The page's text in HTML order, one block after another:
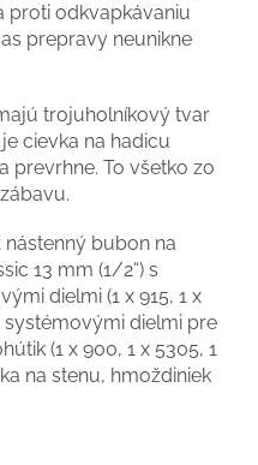
proti odkvapkávaniu
prepravy neunikne
trojuholníkový tvar
cievka na hadicu
prevrhne. To všetko zo
bubon na
13 mm (1/2“) s
dielmi (1 x 915, 1 x
systémovými dielmi pre
(1 x 900, 1 x 5305, 1
na stenu, hmoždiniek